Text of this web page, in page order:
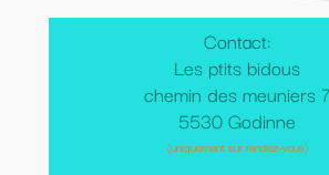
Contact:
Les ptits bidous
chemin des meuniers
5530 Godinne
(uniquement sur rendez-vous)